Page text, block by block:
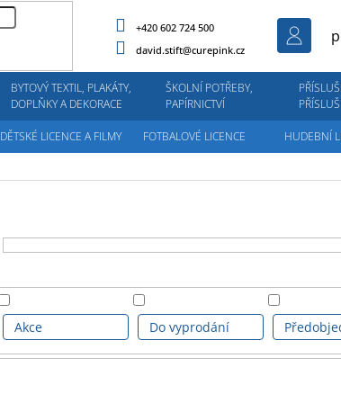
+420 602 724 500
david.stift@curepink.cz
BYTOVÝ TEXTIL, PLAKÁTY,
DOPLŇKY A DEKORACE
ŠKOLNÍ POTŘEBY,
PAPÍRNICTVÍ
DĚTSKÉ LICENCE A FILMY FOTBALOVÉ LICENCE HUDEBNÍ
Akce Do vyprodání